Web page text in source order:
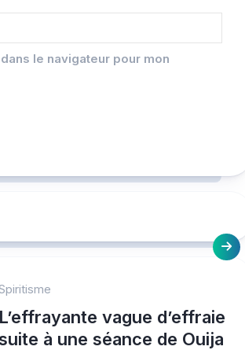
le navigateur pour mon
L’effrayante vague d’effraie
à une séance de Ouija